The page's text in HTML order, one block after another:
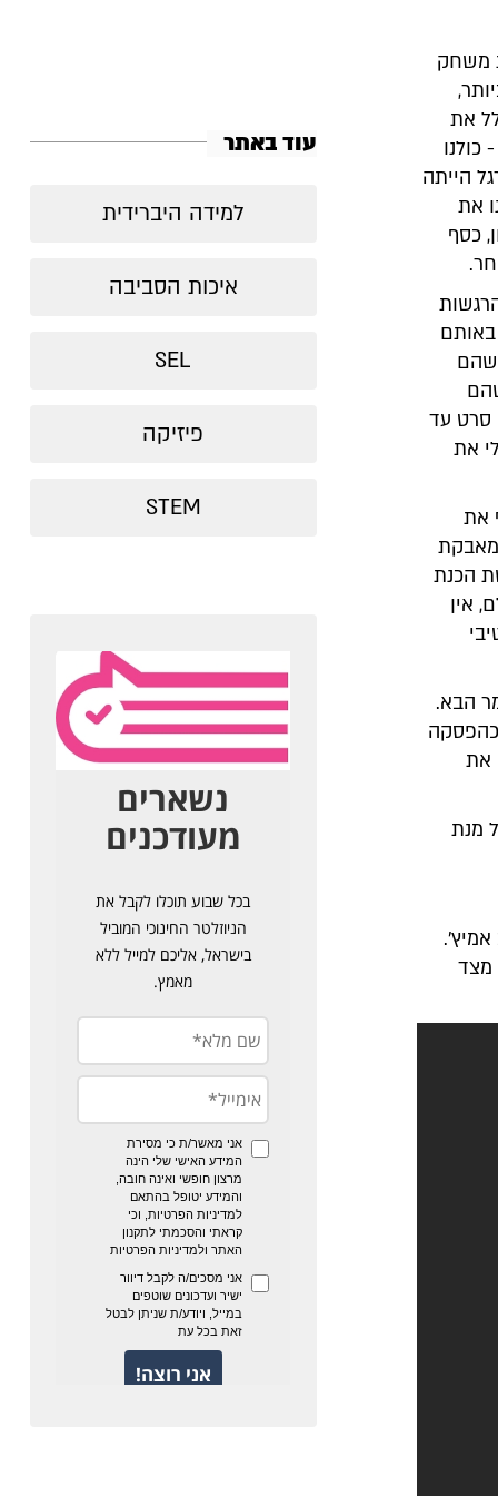
משחק
את
הייתה
את
כסף
שהם
סרט עד
את
את
הכנת
אין
הבא.
כהפסקה
את
מנת
מצד
עוד באתר
למידה היברידית
איכות הסביבה
SEL
פיזיקה
STEM